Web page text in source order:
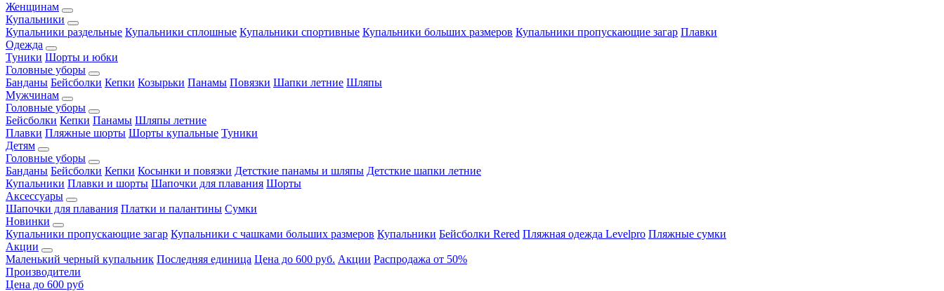
Женщинам
Купальники
Купальники раздельные Купальники сплошные Купальники спортивные Купальники больших размеров Купальники пропускающие загар Плавки
Одежда
Туники Шорты и юбки
Головные уборы
Банданы Бейсболки Кепки Козырьки Панамы Повязки Шапки летние Шляпы
Мужчинам
Головные уборы
Бейсболки Кепки Панамы Шляпы летние
Плавки Пляжные шорты Шорты купальные Туники
Детям
Головные уборы
Банданы Бейсболки Кепки Косынки и повязки Детсткие панамы и шляпы Детсткие шапки летние
Купальники Плавки и шорты Шапочки для плавания Шорты
Аксессуары
Шапочки для плавания Платки и палантины Сумки
Новинки
Купальники пропускающие загар Купальники с чашками больших размеров Купальники Бейсболки Rered Пляжная одежда Levelpro Пляжные сумки
Акции
Маленький черный купальник Последняя единица Цена до 600 руб. Акции Распродажа от 50%
Производители
Цена до 600 руб